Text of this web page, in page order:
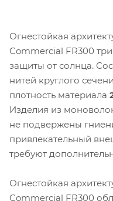
Огнестойкая
Commercial FR300
защиты от солнца.
нитей круглого
плотность материала
Изделия из
не подвержены
привлекательный
требуют
Огнестойкая
Commercial FR300